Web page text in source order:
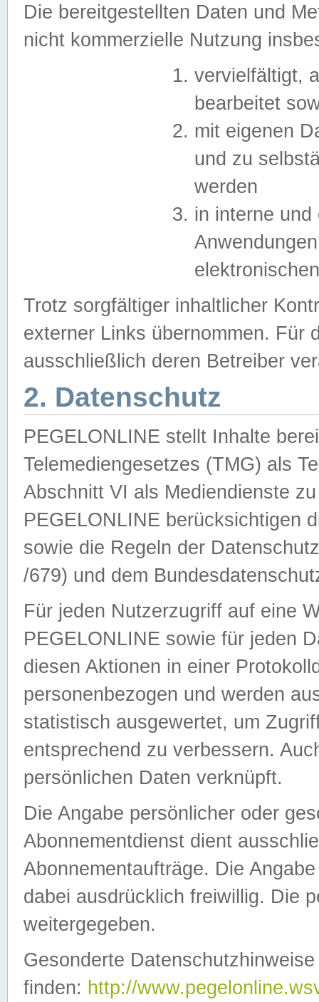
Die bereitgestellten Daten und
nicht kommerzielle Nutzung
vervielfältigt,
bearbeitet
mit eigenen
und zu
werden
in interne
Trotz sorgfältiger inhaltlicher
externer Links übernommen. Für
ausschließlich deren Betreiber
2. Datenschutz
PEGELONLINE stellt Inhalte
Telemediengesetzes (TMG) als
Abschnitt VI als Mediendienste
PEGELONLINE berücksichtigen
sowie die Regeln der
/679) und dem
Für jeden Nutzerzugriff auf eine
PEGELONLINE sowie für jeden
diesen Aktionen in einer
personenbezogen und werden
statistisch ausgewertet, um
entsprechend zu verbessern.
persönlichen Daten verknüpft.
Die Angabe persönlicher oder
Abonnementdienst dient
Abonnementaufträge. Die
dabei ausdrücklich freiwillig. Die
weitergegeben.
Gesonderte
finden: http://